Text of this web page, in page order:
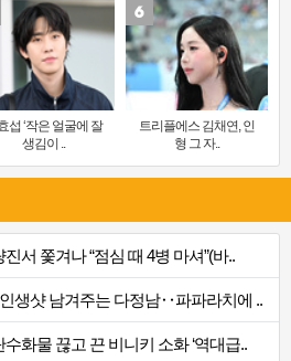
섭 ‘작은 얼굴에 잘
생김이 ..
트리플에스 김채연, 인
형 그 자..
서 쫓겨나 “점심 때 4병 마셔”(바..
생샷 남겨주는 다정남‥파파라치에 ..
화물 끊고 끈 비니키 소화 ‘역대급..